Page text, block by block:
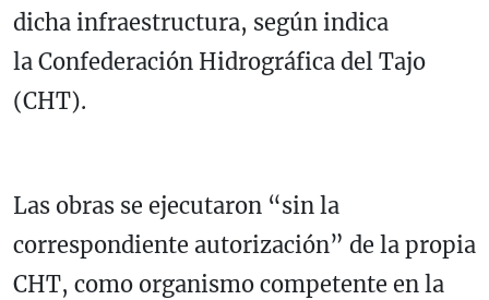
dicha infraestructura, según indica
la Confederación Hidrográfica del Tajo
(CHT).
Las obras se ejecutaron “sin la
correspondiente autorización” de la propia
CHT, como organismo competente en la